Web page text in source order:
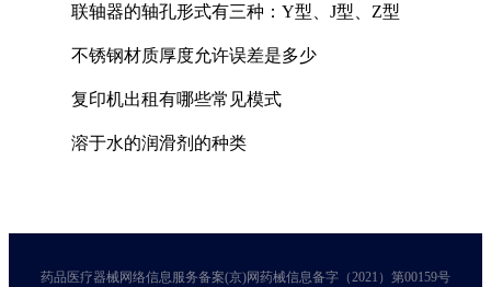
联轴器的轴孔形式有三种：Y型、J型、Z型
不锈钢材质厚度允许误差是多少
复印机出租有哪些常见模式
溶于水的润滑剂的种类
药品医疗器械网络信息服务备案(京)网药械信息备字（2021）第00159号